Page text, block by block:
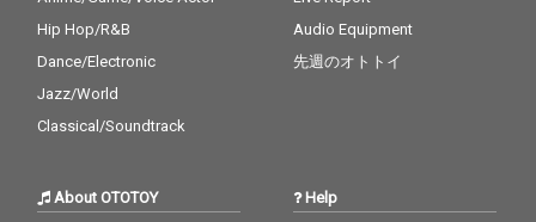
Hip Hop/R&B
Dance/Electronic
Jazz/World
Classical/Soundtrack
Audio Equipment
先週のオトトイ
About OTOTOY Help